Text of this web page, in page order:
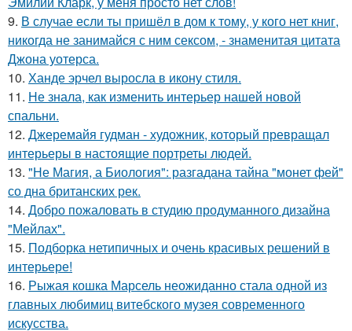
9. В случае если ты пришёл в дом к тому, у кого нет книг,
никогда не занимайся с ним сексом, - знаменитая цитата
Джона уотерса.
10. Ханде эрчел выросла в икону стиля.
11. Не знала, как изменить интерьер нашей новой
спальни.
12. Джеремайя гудман - художник, который превращал
интерьеры в настоящие портреты людей.
13. "Не Магия, а Биология": разгадана тайна "монет фей"
со дна британских рек.
14. Добро пожаловать в студию продуманного дизайна
"Мейлах".
15. Подборка нетипичных и очень красивых решений в
интерьере!
16. Рыжая кошка Марсель неожиданно стала одной из
главных любимиц витебского музея современного
искусства.